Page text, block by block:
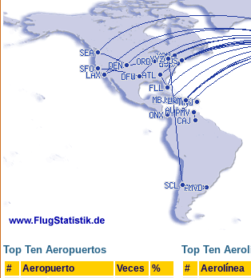
Top Ten Aeropuertos
# Aeropuerto Veces %
Top Ten
# Aerolínea